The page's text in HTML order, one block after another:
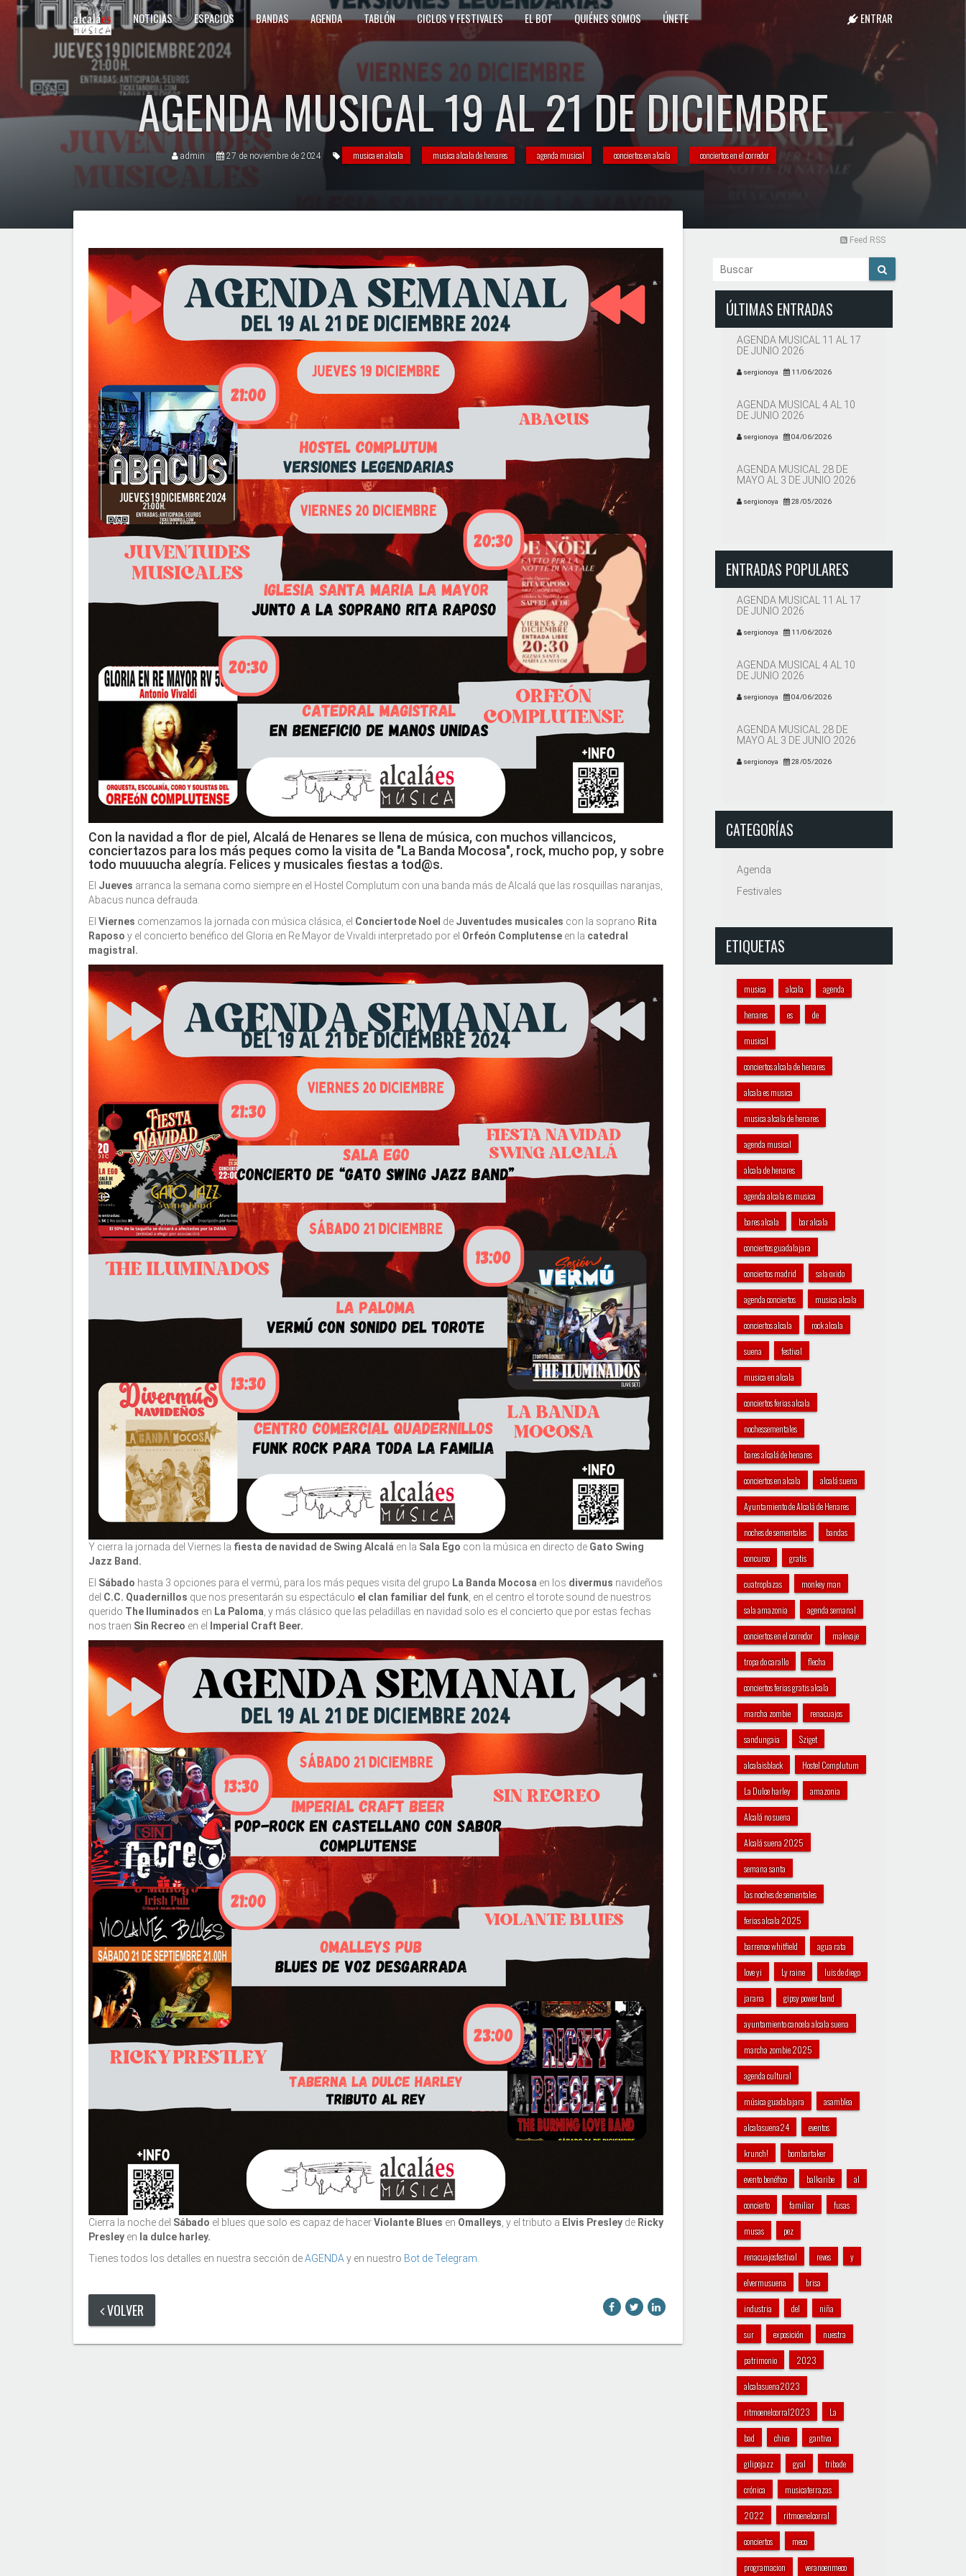
NOTICIAS ESPACIOS BANDAS AGENDA TABLÓN CICLOS Y FESTIVALES EL BOT QUIÉNES SOMOS ÚNETE ENTRAR
AGENDA MUSICAL 19 AL 21 DE DICIEMBRE
admin 27 de noviembre de 2024 musica en alcala musica alcala de henares agenda musical conciertos en alcala conciertos en el corredor
Con la navidad a flor de piel, Alcalá de Henares se llena de música, con muchos villancicos,
conciertazos para los más peques como la visita de "La Banda Mocosa", rock, mucho pop, y sobre
todo muuuucha alegría. Felices y musicales fiestas a tod@s.
El Jueves arranca la semana como siempre en el Hostel Complutum con una banda más de Alcalá que las rosquillas naranjas,
Abacus nunca defrauda.
El Viernes comenzamos la jornada con música clásica, el Conciertode Noel de Juventudes musicales con la soprano Rita
Raposo y el concierto benéfico del Gloria en Re Mayor de Vivaldi interpretado por el Orfeón Complutense en la catedral
magistral.
Y cierra la jornada del Viernes la fiesta de navidad de Swing Alcalá en la Sala Ego con la música en directo de Gato Swing
Jazz Band.
El Sábado hasta 3 opciones para el vermú, para los más peques visita del grupo La Banda Mocosa en los divermus navideños
del C.C. Quadernillos que nos presentarán su espectáculo el clan familiar del funk , en el centro el torote sound de nuestros
querido The Iluminados en La Paloma , y más clásico que las peladillas en navidad solo es el concierto que por estas fechas
nos traen Sin Recreo en el Imperial Craft Beer.
Cierra la noche del Sábado el blues que solo es capaz de hacerViolante Blues en Omalleys , y el tributo a Elvis Presley de Ricky
Presley en la dulce harley.
Tienes todos los detalles en nuestra sección deAGENDA y en nuestro Bot de Telegram
VOLVER
Feed RSS
ÚLTIMAS ENTRADAS
AGENDA MUSICAL 11 AL 17
DE JUNIO 2026
sergionoya 11/06/2026
AGENDA MUSICAL 4 AL 10
DE JUNIO 2026
sergionoya 04/06/2026
AGENDA MUSICAL 28 DE
MAYO AL 3 DE JUNIO 2026
sergionoya 28/05/2026
ENTRADAS POPULARES
AGENDA MUSICAL 11 AL 17
DE JUNIO 2026
sergionoya 11/06/2026
AGENDA MUSICAL 4 AL 10
DE JUNIO 2026
sergionoya 04/06/2026
AGENDA MUSICAL 28 DE
MAYO AL 3 DE JUNIO 2026
sergionoya 28/05/2026
CATEGORÍAS
Agenda
Festivales
ETIQUETAS
musica alcala agenda
henares es de
musical
conciertos alcala de henares
alcala es musica
musica alcala de henares
agenda musical
alcala de henares
agenda alcala es musica
bares alcala bar alcala
conciertos guadalajara
conciertos madrid sala oxido
agenda conciertos musica alcala
conciertos alcala rock alcala
suena festival
musica en alcala
conciertos ferias alcala
nochessementales
bares alcalá de henares
conciertos en alcala alcalá suena
Ayuntamiento de Alcalá de Henares
noches de sementales bandas
concurso gratis
cuatroplazas monkey man
sala amazonia agenda semanal
conciertos en el corredor malevaje
tropa do carallo flecha
conciertos ferias gratis alcala
marcha zombie renacuajos
sandungaia Sziget
alcalaisblack Hostel Complutum
La Dulce harley amazonia
Alcalá no suena
Alcalá suena 2025
semana santa
las noches de sementales
ferias alcala 2025
barrence whitfield agua rata
love yi Ly raine luis de diego
jarana gipsy power band
ayuntamiento cancela alcala suena
marcha zombie 2025
agenda cultural
música guadalajara asamblea
alcalasuena24 eventos
krunch! bombartaker
evento benéfico balkaribe al
concierto familiar fusas
musas pez
renacuajosfestival reves y
elvermusuena brisa
industria del niña
sur exposición nuestra
patrimonio 2023
alcalasuena2023
ritmoenelcorral2023 La
bad chiva gantiva
gilipojazz gyal tribade
crónica musicaterrazas
2022 ritmoenelcorral
conciertos meco
programacion veranoenmeco